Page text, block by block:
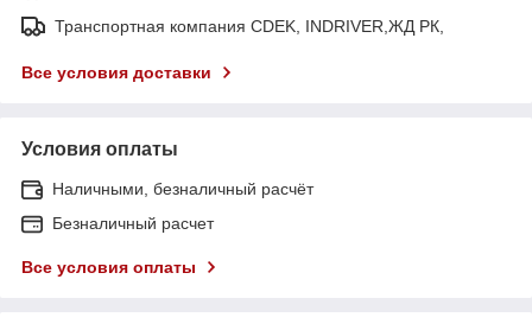
Транспортная компания CDEK, INDRIVER,ЖД РК,
Все условия доставки
Условия оплаты
Наличными, безналичный расчёт
Безналичный расчет
Все условия оплаты